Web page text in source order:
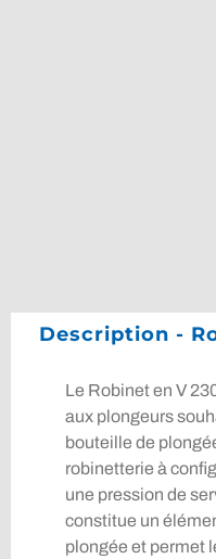
Description -
Le Robinet en V
aux plongeurs
bouteille de
robinetterie à
une pression de
constitue un
plongée et permet